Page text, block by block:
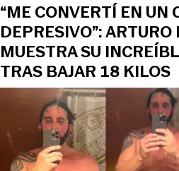
“ME CONVERTÍ EN UN
DEPRESIVO”: ARTURO
MUESTRA SU
TRAS BAJAR 18 KILOS